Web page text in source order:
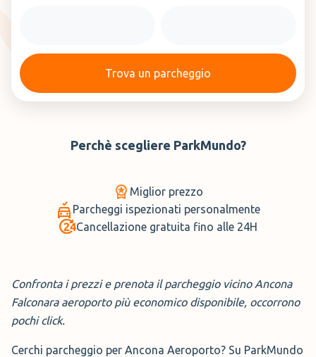
Trova un parcheggio
Perchè scegliere ParkMundo?
Miglior prezzo
Parcheggi ispezionati personalmente
Cancellazione gratuita fino alle 24H
Confronta i prezzi e prenota il parcheggio vicino Ancona
Falconara aeroporto più economico disponibile, occorrono
pochi click.
Cerchi parcheggio per Ancona Aeroporto? Su ParkMundo